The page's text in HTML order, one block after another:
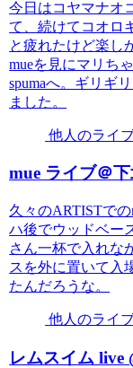
今日はコヤマナオ
て、続けてコオロ
と疲れたけど楽し
mueを見にマリち
spumaへ。ギリギ
ました。
他人のライ
mue ライブ＠
久々のARTISTで
ハ後でウッドベー
さん一杯で入れな
スを外に置いて入
たんだろうな。
他人のライ
レムスイム live